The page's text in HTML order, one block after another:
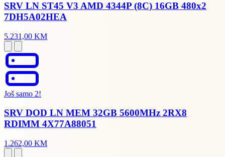
SRV LN ST45 V3 AMD 4344P (8C) 16GB 480x2
7DH5A02HEA
5.231,00 KM
Još samo 2!
SRV DOD LN MEM 32GB 5600MHz 2RX8
RDIMM 4X77A88051
1.262,00 KM